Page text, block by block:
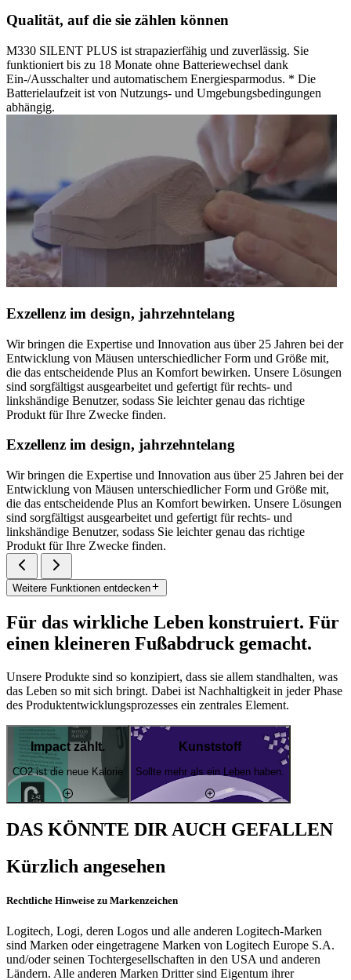
Qualität, auf die sie zählen können
M330 SILENT PLUS ist strapazierfähig und zuverlässig. Sie
funktioniert bis zu 18 Monate ohne Batteriewechsel dank
Ein-/Ausschalter und automatischem Energiesparmodus. * Die
Batterielaufzeit ist von Nutzungs- und Umgebungsbedingungen
abhängig.
Exzellenz im design, jahrzehntelang
Wir bringen die Expertise und Innovation aus über 25 Jahren bei der
Entwicklung von Mäusen unterschiedlicher Form und Größe mit,
die das entscheidende Plus an Komfort bewirken. Unsere Lösungen
sind sorgfältigst ausgearbeitet und gefertigt für rechts- und
linkshändige Benutzer, sodass Sie leichter genau das richtige
Produkt für Ihre Zwecke finden.
Exzellenz im design, jahrzehntelang
Wir bringen die Expertise und Innovation aus über 25 Jahren bei der
Entwicklung von Mäusen unterschiedlicher Form und Größe mit,
die das entscheidende Plus an Komfort bewirken. Unsere Lösungen
sind sorgfältigst ausgearbeitet und gefertigt für rechts- und
linkshändige Benutzer, sodass Sie leichter genau das richtige
Produkt für Ihre Zwecke finden.
Weitere Funktionen entdecken
Für das wirkliche Leben konstruiert. Für
einen kleineren Fußabdruck gemacht.
Unsere Produkte sind so konzipiert, dass sie allem standhalten, was
das Leben so mit sich bringt. Dabei ist Nachhaltigkeit in jeder Phase
des Produktentwicklungsprozesses ein zentrales Element.
Impact zählt.
CO2 ist die neue Kalorie
Kunststoff
Sollte mehr als ein Leben haben.
DAS KÖNNTE DIR AUCH GEFALLEN
Kürzlich angesehen
Rechtliche Hinweise zu Markenzeichen
Logitech, Logi, deren Logos und alle anderen Logitech-Marken
sind Marken oder eingetragene Marken von Logitech Europe S.A.
und/oder seinen Tochtergesellschaften in den USA und anderen
Ländern. Alle anderen Marken Dritter sind Eigentum ihrer